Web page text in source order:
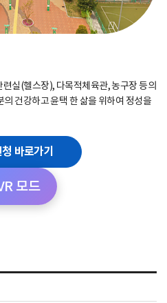
실(헬스장), 다목적체육관, 농구장 등의
건강하고 윤택 한 삶을 위하여 정성을
바로가기
모드